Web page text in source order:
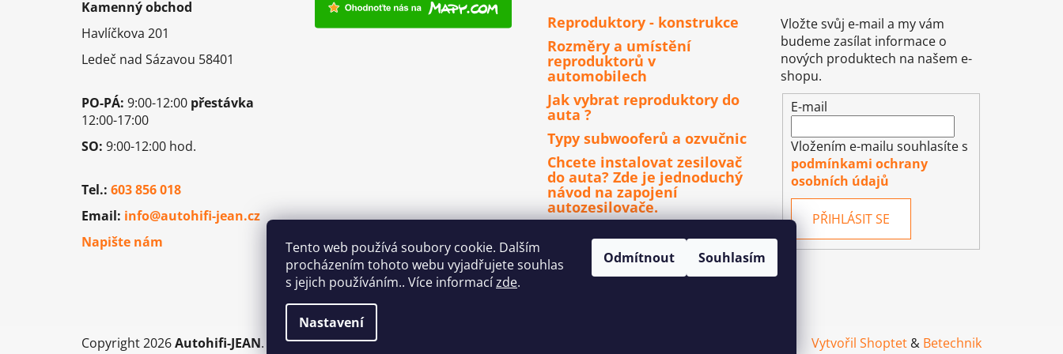
Tento web používá soubory cookie. Dalším
procházením tohoto webu vyjadřujete souhlas
s jejich používáním.. Více informacízde.
Nastavení
Odmítnout Souhlasím
Kamenný obchod
Havlíčkova 201
Ledeč nad Sázavou 58401
PO-PÁ: 9:00-12:00 přestávka
12:00-17:00
SO: 9:00-12:00 hod.
Tel.: 603 856 018
Email: info@autohifi-jean.cz
Napište nám
Reproduktory - konstrukce
Rozměry a umístění
reproduktorů v
automobilech
Jak vybrat reproduktory do
auta ?
Typy subwooferů a ozvučnic
Chcete instalovat zesilovač
do auta? Zde je jednoduchý
návod na zapojení
autozesilovače.
autorádia ?
Vložte svůj e-mail a my vám
budeme zasílat informace o
nových produktech na našem e-
shopu.
E-mail
Vložením e-mailu souhlasíte s
podmínkami ochrany
osobních údajů
PŘIHLÁSIT SE
Vytvořil Shoptet & Betechnik
Copyright 2026Autohifi-JEAN. Všechna práva vyhrazena.